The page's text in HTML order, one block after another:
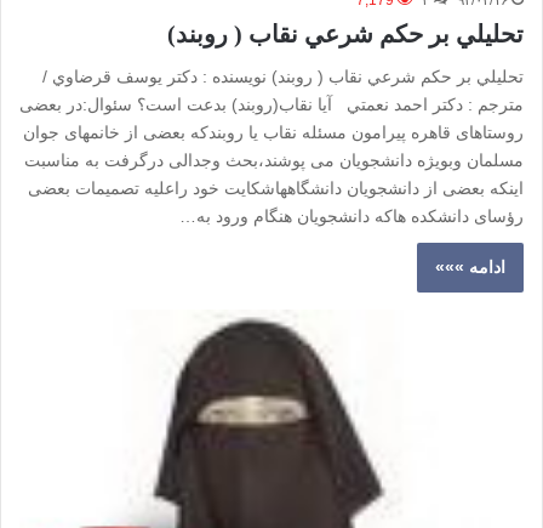
تحليلي بر حكم شرعي نقاب ( روبند)
تحليلي بر حكم شرعي نقاب ( روبند) نويسنده : دكتر يوسف قرضاوي /
مترجم : دكتر احمد نعمتي آیا نقاب(روبند) بدعت است؟ سئوال:در بعضی
روستاهای قاهره پیرامون مسئله نقاب یا روبندکه بعضی از خانمهای جوان
مسلمان وبویژه دانشجویان می پوشند،بحث وجدالی درگرفت به مناسبت
اینکه بعضی از دانشجویان دانشگاههاشکایت خود راعلیه تصمیمات بعضی
رؤسای دانشکده هاکه دانشجویان هنگام ورود به…
ادامه »»»